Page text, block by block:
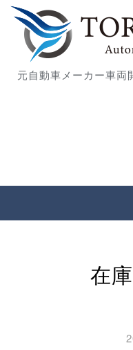
元自動車メーカー車両
在